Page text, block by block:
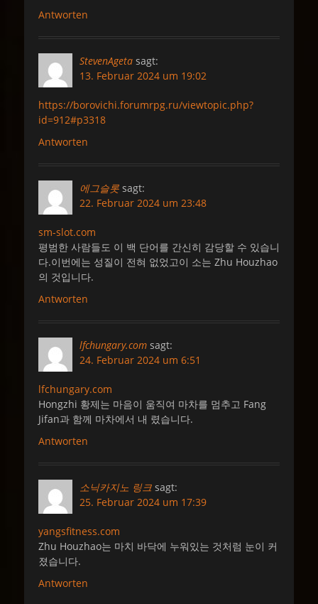
Antworten
StevenAgeta sagt:
13. Februar 2024 um 19:02
https://borovichi.forumrpg.ru/viewtopic.php?
id=912#p3318
Antworten
에그슬롯 sagt:
22. Februar 2024 um 23:48
sm-slot.com
평범한 사람들도 이 백 단어를 간신히 감당할 수 있습니
다.이번에는 성질이 전혀 없었고이 소는 Zhu Houzhao
의 것입니다.
Antworten
lfchungary.com sagt:
24. Februar 2024 um 6:51
lfchungary.com
Hongzhi 황제는 마음이 움직여 마차를 멈추고 Fang
Jifan과 함께 마차에서 내 렸습니다.
Antworten
소닉카지노 링크 sagt:
25. Februar 2024 um 17:39
yangsfitness.com
Zhu Houzhao는 마치 바닥에 누워있는 것처럼 눈이 커
졌습니다.
Antworten